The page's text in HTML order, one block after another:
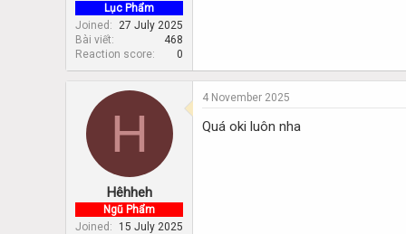
Lục Phẩm
Joined
27 July 2025
Bài viết
468
Reaction score
0
H
Hêhheh
Ngũ Phẩm
Joined
15 July 2025
4 November 2025
Quá oki luôn nha